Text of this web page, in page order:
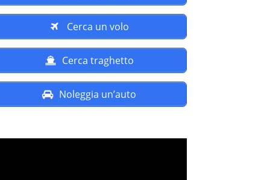
Cerca un volo
Cerca traghetto
Noleggia un’auto